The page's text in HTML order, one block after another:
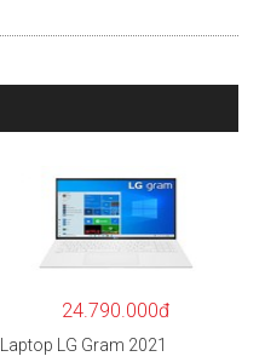
24.790.000đ
Laptop LG Gram 2021